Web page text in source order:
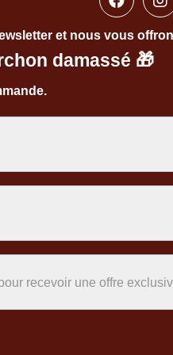
et nous vous
damassé 🎁